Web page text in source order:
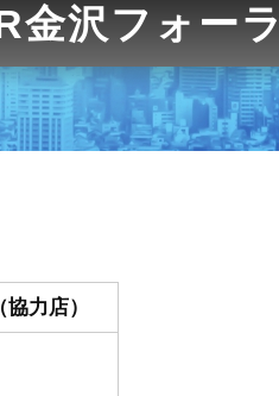
金沢フォー
（協力店）